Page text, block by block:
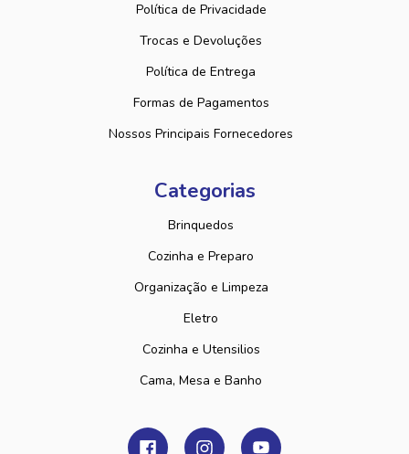
Política de Privacidade
Trocas e Devoluções
Política de Entrega
Formas de Pagamentos
Nossos Principais Fornecedores
Categorias
Brinquedos
Cozinha e Preparo
Organização e Limpeza
Eletro
Cozinha e Utensilios
Cama, Mesa e Banho